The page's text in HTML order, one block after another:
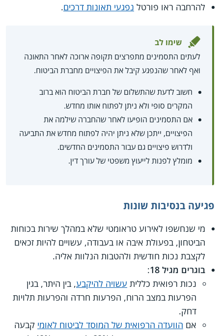
להרחבה ראו פורטל נפגעי תאונות דרכים.
שימו לב
לעתים התסמינים מתפרצים תקופה ארוכה לאחר התאונה
ואף לאחר שהנפגע קיבל את הפיצויים מחברת הביטוח.
חשוב לדעת שהתשלום של חברת הביטוח הוא ברוב
המקרים סופי ולא ניתן לפתוח אותו מחדש.
אם התסמינים הופיעו לאחר שהחברה שילמה את
הפיצויים, ייתכן שלא ניתן יהיה לפתוח מחדש את התביעה
ולדרוש פיצויים גם עבור התסמינים החדשים.
מומלץ לפנות לייעוץ משפטי של עורך דין.
פגיעה בנסיבות שונות
מי שנחשפו לאירוע טראומטי שלא במהלך שירות בכוחות
הביטחון, בפעולת איבה או בעבודה, עשויים להיות זכאים
לקצבת נכות חודשית ולהטבות הנלוות אליה.
בוגרים מגיל 18
:
נכות רפואית כללית עשויה להיקבע, בין היתר, בגין
הפרעות במצב הרוח, הפרעות חרדה והפרעות תלויות
דחק.
אם הוועדה הרפואית של המוסד לביטוח לאומי קבעה